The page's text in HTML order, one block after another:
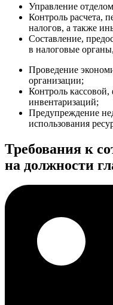
Управление
Контроль расчета,
налогов, а также
Составление,
в налоговые
Проведение
организации;
Контроль
инвентаризаций;
Предупреждение
использования
Требования к
на должности